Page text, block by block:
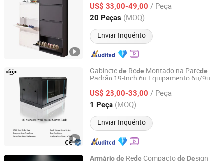
dePoeira SapatoArmário
Silencioso
US$ 33,00-49,00 / Peça
20 Peças (MOQ)
Enviar Inquérito
Henan, China Desde 2022
Gabinetede Rede Montado na Parede
Padrão 19-Inch 6u Equipamento 6u/9u
US$ 28,00-33,00 / Peça
1 Peça (MOQ)
Enviar Inquérito
Shunbang Tonghui (Beijing) Technology Co., Ltd.
Beijing, China Desde 2022
Armáriode Rede Compactode Design